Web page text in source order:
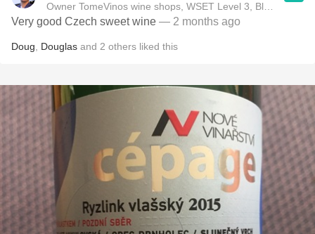
Owner TomeVinos wine shops, WSET Level 3, Blogger
Very good Czech sweet wine — 2 months ago
Doug Douglas and 2 others liked this